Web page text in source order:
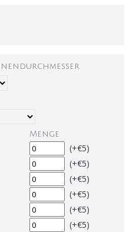
Menge
(+€5)
(+€5)
(+€5)
(+€5)
(+€5)
(+€5)